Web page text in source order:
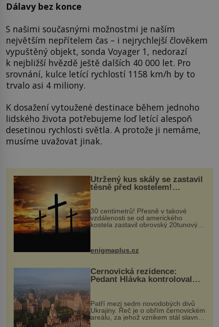
Dálavy bez konce
S našimi současnými možnostmi je naším
největším nepřítelem čas – i nejrychlejší člověkem
vypuštěný objekt, sonda Voyager 1, nedorazí
k nejbližší hvězdě ještě dalších 40 000 let. Pro
srovnání, kulce letící rychlostí 1158 km/h by to
trvalo asi 4 miliony.
K dosažení vytoužené destinace během jednoho
lidského života potřebujeme loď letící alespoň
desetinou rychlosti světla. A protože ji nemáme,
musíme uvažovat jinak.
Utržený kus skály se zastavil
těsně před kostelem!
Ochránila ho boží síla?
30 centimetrů! Přesně v takové
vzdálenosti se od amerického
kostela zastavil obrovský 20tunový
...
enigmaplus.cz
Černovická rezidence:
Pedant Hlávka kontroloval
Patří mezi sedm novodobých divů
Ukrajiny. Řeč je o obřím černovickém
areálu, za jehož vznikem stál slavný
český architekt Josef Hlávka. Ten si